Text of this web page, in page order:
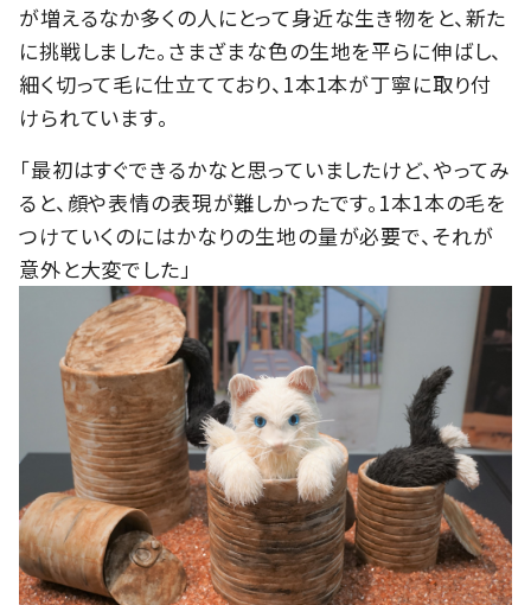
が増えるなか多くの人にとって身近な生き物をと、新た
に挑戦しました。さまざまな色の生地を平らに伸ばし、
細く切って毛に仕立てており、1本1本が丁寧に取り付
けられています。
「最初はすぐできるかなと思っていましたけど、やってみ
ると、顔や表情の表現が難しかったです。1本1本の毛を
つけていくのにはかなりの生地の量が必要で、それが
意外と大変でした」